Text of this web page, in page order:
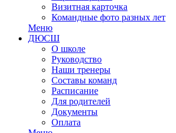
Визитная карточка
Командные фото разных лет
Меню
ДЮСШ
О школе
Руководство
Наши тренеры
Составы команд
Расписание
Для родителей
Документы
Оплата